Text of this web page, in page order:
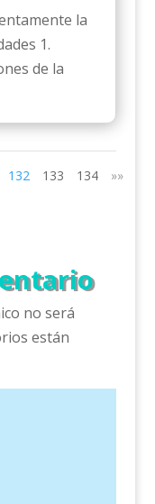
la
1.
de la
132 133 134 »»
no será
están